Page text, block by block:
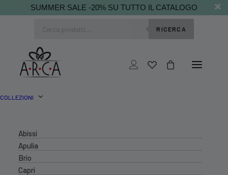
SUMMER SALE -20% SU TUTTO IL CATALOGO
RICERCA
COLLEZIONI
Abissi
Apulia
Brio
Capri